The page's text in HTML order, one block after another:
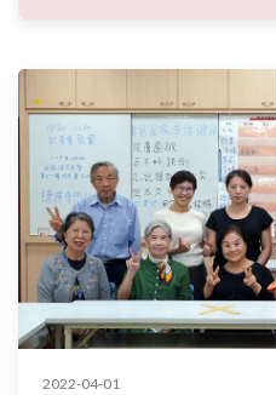
2022-04-01